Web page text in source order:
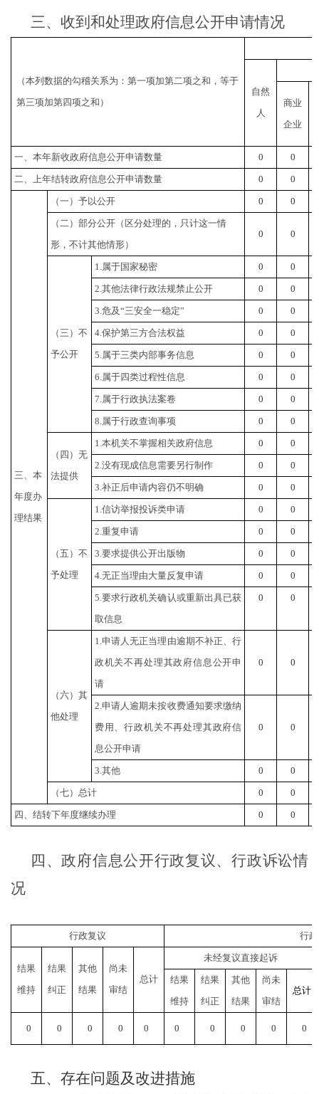
三、收到和处理政府信息公开申请情况
（本列数据的勾稽关系为：第一项加第二项之和，等于
第三项加第四项之和）
自然
人
商业
企业
一、本年新收政府信息公开申请数量 0 0
二、上年结转政府信息公开申请数量 0 0
三、本
年度办
理结果
（一）予以公开 0 0
（二）部分公开（区分处理的，只计这一情
形，不计其他情形）
0 0
（三）不
予公开
1.属于国家秘密 0 0
2.其他法律行政法规禁止公开 0 0
3.危及“三安全一稳定” 0 0
4.保护第三方合法权益 0 0
5.属于三类内部事务信息 0 0
6.属于四类过程性信息 0 0
7.属于行政执法案卷 0 0
8.属于行政查询事项 0 0
（四）无
法提供
1.本机关不掌握相关政府信息 0 0
2.没有现成信息需要另行制作 0 0
3.补正后申请内容仍不明确 0 0
（五）不
予处理
1.信访举报投诉类申请 0 0
2.重复申请 0 0
3.要求提供公开出版物 0 0
4.无正当理由大量反复申请 0 0
5.要求行政机关确认或重新出具已获
取信息
0 0
（六）其
他处理
1.申请人无正当理由逾期不补正、行
政机关不再处理其政府信息公开申
请
0 0
2.申请人逾期未按收费通知要求缴纳
费用、行政机关不再处理其政府信
息公开申请
0 0
3.其他 0 0
（七）总计 0 0
四、结转下年度继续办理 0 0
四、政府信息公开行政复议、行政诉讼情
况
行政复议 行
结果
维持
结果
纠正
其他
结果
尚未
审结
总计
未经复议直接起诉
结果
维持
结果
纠正
其他
结果
尚未
审结
总计
0 0 0 0 0 0 0 0 0 0
五、存在问题及改进措施